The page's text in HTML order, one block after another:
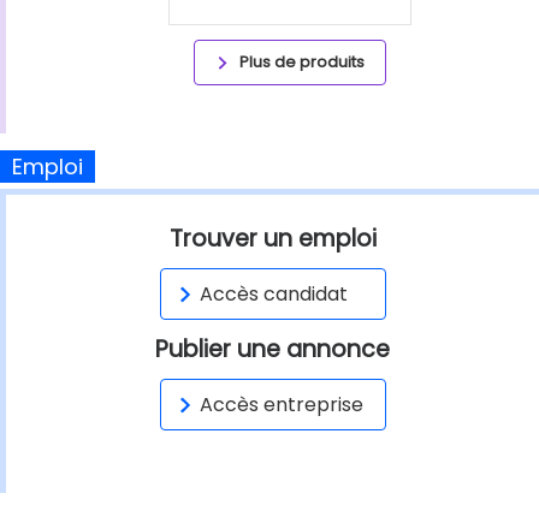
Plus de produits
Emploi
Trouver un emploi
Accès candidat
Publier une annonce
Accès entreprise